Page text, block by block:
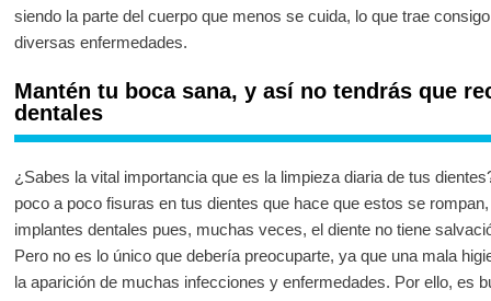
siendo la parte del cuerpo que menos se cuida, lo que trae
diversas enfermedades.
Mantén tu boca sana, y así no tendrás que
dentales
¿Sabes la vital importancia que es la limpieza diaria de tus
poco a poco fisuras en tus dientes que hace que estos se
implantes dentales pues, muchas veces, el diente no tiene
Pero no es lo único que debería preocuparte, ya que una mala
la aparición de muchas infecciones y enfermedades. Por ello, es